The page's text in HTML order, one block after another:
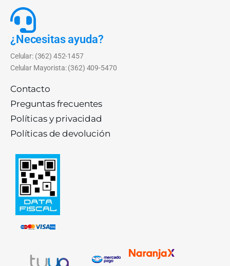
¿Necesitas ayuda?
Celular: (362) 452-1457
Celular Mayorista: (362) 409-5470
Contacto
Preguntas frecuentes
Políticas y privacidad
Políticas de devolución